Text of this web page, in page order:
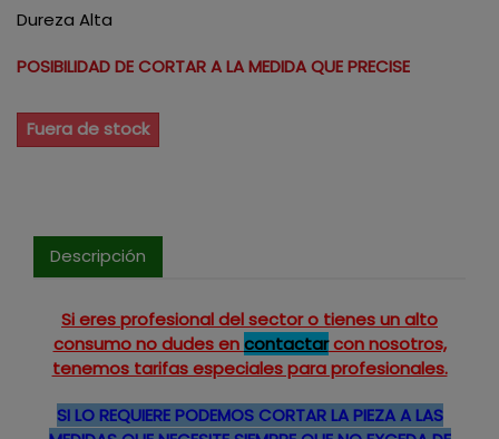
Dureza Alta
POSIBILIDAD DE CORTAR A LA MEDIDA QUE PRECISE
Fuera de stock
Descripción
Si eres profesional del sector o tienes un alto
consumo no dudes encontactarcon nosotros,
tenemos tarifas especiales para profesionales.
SI LO REQUIERE PODEMOS CORTAR LA PIEZA A LAS